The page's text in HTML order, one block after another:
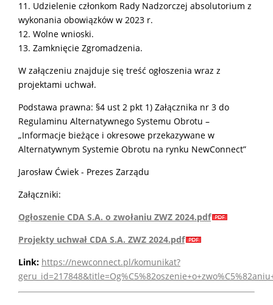
11. Udzielenie członkom Rady Nadzorczej absolutorium z
wykonania obowiązków w 2023 r.
12. Wolne wnioski.
13. Zamknięcie Zgromadzenia.
W załączeniu znajduje się treść ogłoszenia wraz z
projektami uchwał.
Podstawa prawna: §4 ust 2 pkt 1) Załącznika nr 3 do
Regulaminu Alternatywnego Systemu Obrotu –
„Informacje bieżące i okresowe przekazywane w
Alternatywnym Systemie Obrotu na rynku NewConnect”
Jarosław Ćwiek - Prezes Zarządu
Załączniki:
Ogłoszenie CDA S.A. o zwołaniu ZWZ 2024.pdf
Projekty uchwał CDA S.A. ZWZ 2024.pdf
Link: https://newconnect.pl/komunikat?